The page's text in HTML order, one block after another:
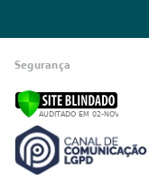
Segurança